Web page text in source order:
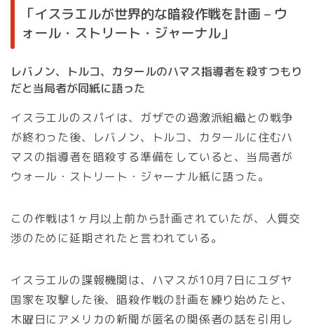
「イスラエルが世界的な暗殺作戦を計画 – ウ
ォール・ストリート・ジャーナル」
レバノン、トルコ、カタールのハマス指導者を殺すつもり
だと当局者が同紙に語った
イスラエルのスパイは、ガザでの過激派組織との戦争
が終わった後、レバノン、トルコ、カタールに住むハ
マスの指導者を暗殺する準備をしていると、当局者が
ウォール・ストリート・ジャーナル紙に語った。
この作戦は1ヶ月以上前から計画されていたが、人質交
渉のために延期されたと言われている。
イスラエルの諜報機関は、ハマスが10月7日にユダヤ
国家を攻撃した後、暗殺作戦の計画を練り始めたと、
木曜日にアメリカの新聞が匿名の関係者の話を引用し